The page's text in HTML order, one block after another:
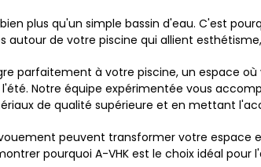
plus qu'un simple bassin d'eau. C'est
autour de votre piscine qui allient
parfaitement à votre piscine, un espace
Notre équipe expérimentée vous
de qualité supérieure et en mettant
peuvent transformer votre espace
pourquoi A-VHK est le choix idéal